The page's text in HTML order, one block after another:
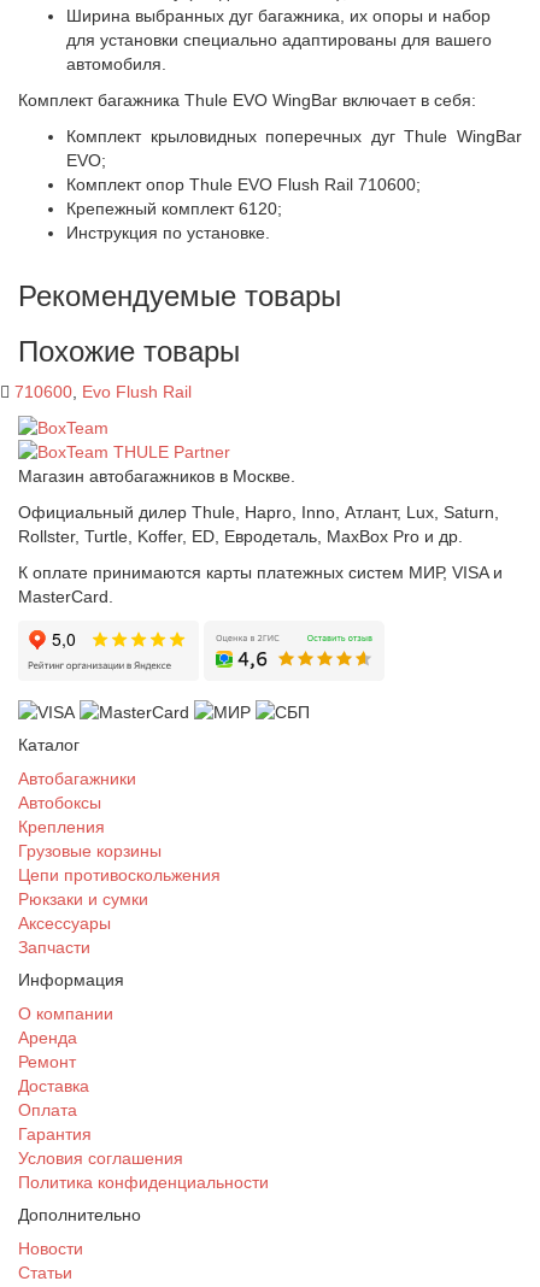
Ширина выбранных дуг багажника, их опоры и набор
для установки специально адаптированы для вашего
автомобиля.
Комплект багажника Thule EVO WingBar включает в себя:
Комплект крыловидных поперечных дуг Thule WingBar
EVO;
Комплект опор Thule EVO Flush Rail 710600;
Крепежный комплект 6120;
Инструкция по установке.
Рекомендуемые товары
Похожие товары
710600 Evo Flush Rail
Магазин автобагажников в Москве.
Официальный дилер Thule, Hapro, Inno, Атлант, Lux, Saturn,
Rollster, Turtle, Koffer, ED, Евродеталь, MaxBox Pro и др.
К оплате принимаются карты платежных систем МИР, VISA и
MasterCard.
Каталог
Автобагажники
Автобоксы
Крепления
Грузовые корзины
Цепи противоскольжения
Рюкзаки и сумки
Аксессуары
Запчасти
Информация
О компании
Аренда
Ремонт
Доставка
Оплата
Гарантия
Условия соглашения
Политика конфиденциальности
Дополнительно
Новости
Статьи